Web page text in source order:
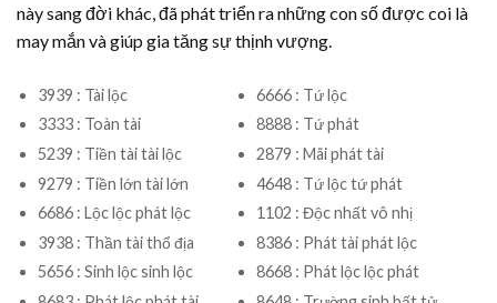
này sang đời khác, đã phát triển ra những con số được coi là
may mắn và giúp gia tăng sự thịnh vượng.
3939 : Tài lộc
3333 : Toàn tài
5239 : Tiền tài tài lộc
9279 : Tiền lớn tài lớn
6686 : Lộc lộc phát lộc
3938 : Thần tài thổ địa
5656 : Sinh lộc sinh lộc
6666 : Tứ lộc
8888 : Tứ phát
2879 : Mãi phát tài
4648 : Tứ lộc tứ phát
1102 : Độc nhất vô nhị
8386 : Phát tài phát lộc
8668 : Phát lộc lộc phát